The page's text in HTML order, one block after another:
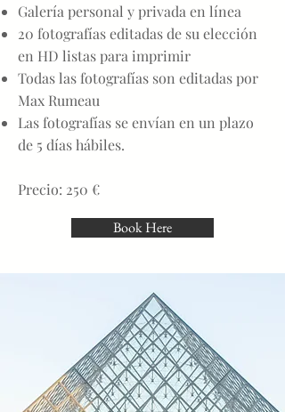
Galería personal y privada en línea
20 fotografías editadas de su elección
en HD listas para imprimir
Todas las fotografías son editadas por
Max Rumeau
Las fotografías se envían en un plazo
de 5 días hábiles.
Precio: 250 €
Book Here